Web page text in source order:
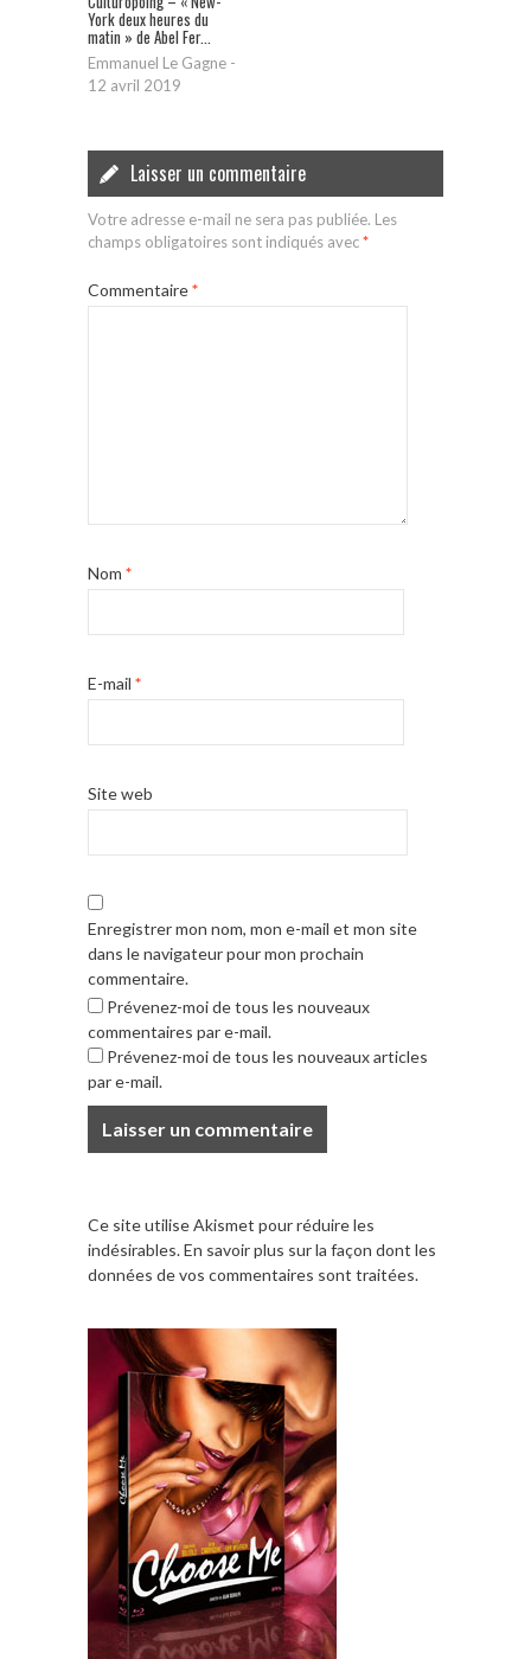
York deux heures du
matin » de Abel Fer...
Emmanuel Le Gagne -
12 avril 2019
Laisser un commentaire
Votre adresse e-mail ne sera pas publiée. Les
champs obligatoires sont indiqués avec*
Commentaire*
Nom *
E-mail *
Site web
Enregistrer mon nom, mon e-mail et mon site
dans le navigateur pour mon prochain
commentaire.
Prévenez-moi de tous les nouveaux
commentaires par e-mail.
Prévenez-moi de tous les nouveaux articles
par e-mail.
Ce site utilise Akismet pour réduire les
indésirables.En savoir plus sur la façon dont les
données de vos commentaires sont traitées.